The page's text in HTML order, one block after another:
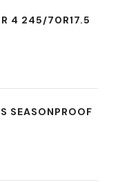
4 245/70R17.5
SEASONPROOF